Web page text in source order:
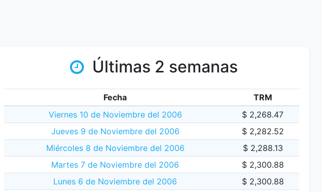
Últimas 2 semanas
Fecha
TRM
Viernes 10 de Noviembre del 2006
$ 2,268.47
Jueves 9 de Noviembre del 2006
$ 2,282.52
Miércoles 8 de Noviembre del 2006
$ 2,288.13
Martes 7 de Noviembre del 2006
$ 2,300.88
Lunes 6 de Noviembre del 2006
$ 2,300.88